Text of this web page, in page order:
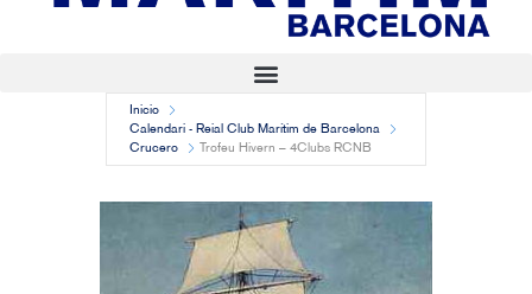
Inicio
Calendari - Reial Club Marítim de Barcelona
Crucero
Trofeu Hivern – 4Clubs RCNB